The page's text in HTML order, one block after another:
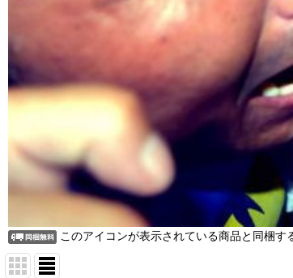
このアイコンが表示されている商品と同梱す